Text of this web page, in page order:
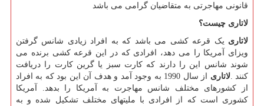
قانونی مهاجرتی به متقاضیان گرامی می باشد
لاتاری چیست؟
لاتاری یک قرعه کشی می باشد که به افراد زیادی شانس گرفتن
ویزای آمریکا را می دهد، افرادی که در این قرعه کشی برنده می
شوند شانس این را دارند که کارت سبز یا گرین کارت را دریافت
کنند
.لاتاری
از سال 1990 به وجود آمد و هدف آن این بود که به افراد
از کشورهای مختلف شانس مهاجرت به آمریکا را بدهد. آمریکا
کشوری است که از افرادی با ملیتهای مختلف تشکیل شده و به